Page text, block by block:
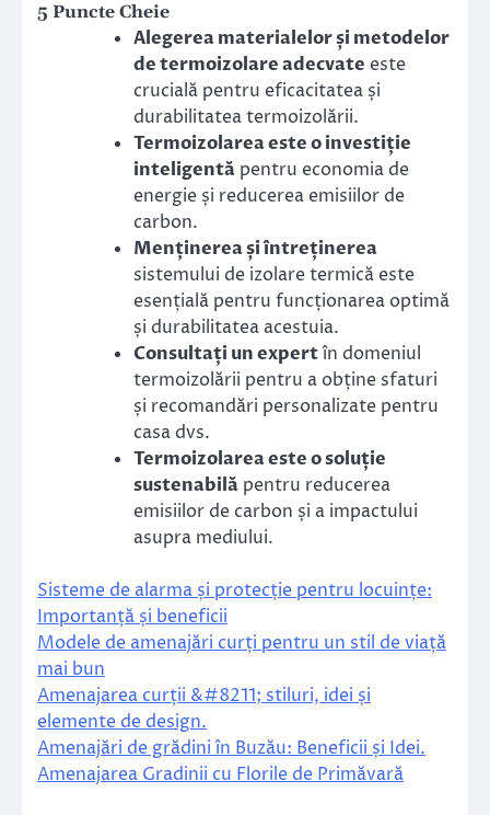
5 Puncte Cheie
Alegerea materialelor și metodelor
de termoizolare adecvate este
crucială pentru eficacitatea și
durabilitatea termoizolării.
Termoizolarea este o investiție
inteligentă pentru economia de
energie și reducerea emisiilor de
carbon.
Menținerea și întreținerea
sistemului de izolare termică este
esențială pentru funcționarea optimă
și durabilitatea acestuia.
Consultați un expertîn domeniul
termoizolării pentru a obține sfaturi
și recomandări personalizate pentru
casa dvs.
Termoizolarea este o soluție
sustenabilă pentru reducerea
emisiilor de carbon și a impactului
asupra mediului.
Sisteme de alarma și protecție pentru locuințe:
Importanță și beneficii
Modele de amenajări curți pentru un stil de viață
mai bun
Amenajarea curții &#8211; stiluri, idei și
elemente de design.
Amenajări de grădini în Buzău: Beneficii și Idei.
Amenajarea Gradinii cu Florile de Primăvară